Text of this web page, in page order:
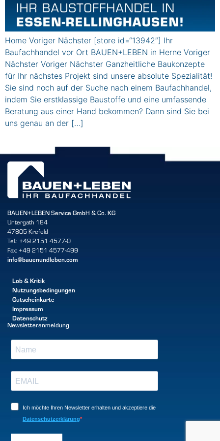
Home Voriger Nächster [store id=“13942″] Ihr
Baufachhandel vor Ort BAUEN+LEBEN in Herne Voriger
Nächster Voriger Nächster Ganzheitliche Baukonzepte
für Ihr nächstes Projekt sind unsere absolute Spezialität!
Sie sind noch auf der Suche nach einem Baufachhandel,
indem Sie erstklassige Baustoffe und eine umfassende
Beratung aus einer Hand bekommen? Dann sind Sie bei
uns genau an der […]
BAUEN+LEBEN Service GmbH & Co. KG
Untergath 184
47805 Krefeld
Tel.: +49 2151 4577-0
Fax: +49 2151 4577-499
info@bauenundleben.com
Lob & Kritik
Nutzungsbedingungen
Gutscheinkarte
Impressum
Datenschutz
Newsletteranmeldung
Ich möchte Ihren Newsletter erhalten und akzeptiere die
Datenschutzerklärung